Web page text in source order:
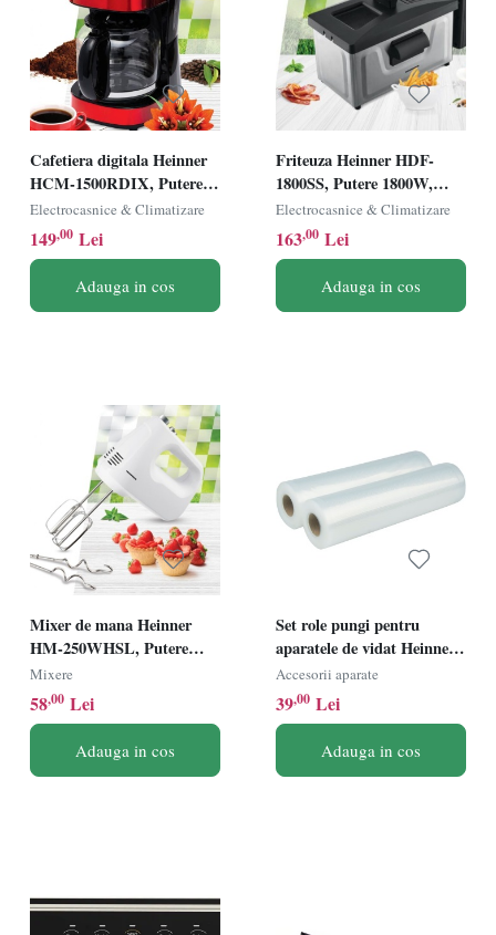
Cafetiera digitala Heinner
HCM-1500RDIX, Putere
900W, Capacitate 1.5L,
Timer, Display Led,
Rosu/Negru
Electrocasnice & Climatizare
149,00 Lei
Adauga in cos
Friteuza Heinner HDF-
1800SS, Putere 1800W,
Capacitate 3L, Termostat
reglabil, Timer, Inox
Electrocasnice & Climatizare
163,00 Lei
Adauga in cos
Mixer de mana Heinner
HM-250WHSL, Putere
250W, 6 viteze + Turbo,
Alb
Mixere
58,00 Lei
Adauga in cos
Set role pungi pentru
aparatele de vidat Heinner
HAV-BAGS-2R,
compatibile cu toate
modelele de aparate de
vidat Heinner, 2 role/set, 28
x 500 cm
Accesorii aparate
39,00 Lei
Adauga in cos